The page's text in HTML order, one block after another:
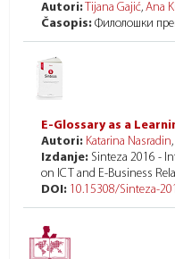
Autori: Tijana Gajić, Ana
Časopis: Филолошки
E-Glossary as a
Autori: Katarina Nasradin,
Izdanje: Sinteza 2016 -
on ICT and E-Business
DOI: 10.15308/Sinteza-